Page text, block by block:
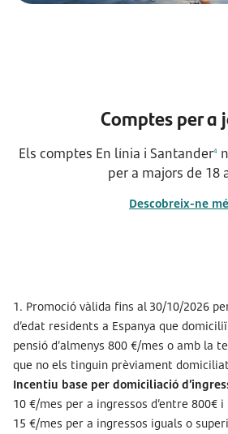
Comptes per a
Els comptes En línia i Santander4
per a majors de 18
Descobreix-ne
1. Promoció vàlida fins al 30/10/2026
d’edat residents a Espanya que
pensió d’almenys 800 €/mes o amb la
que no els tinguin prèviament
Incentiu base per domiciliació
10 €/mes per a ingressos d’entre 800€
15 €/mes per a ingressos iguals o